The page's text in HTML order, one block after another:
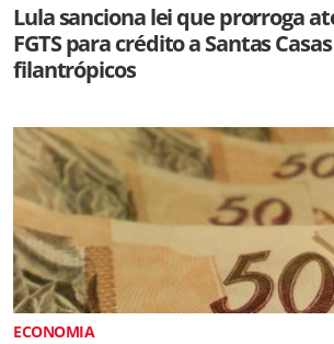
Lula sanciona lei que prorroga
FGTS para crédito a Santas
filantrópicos
ECONOMIA